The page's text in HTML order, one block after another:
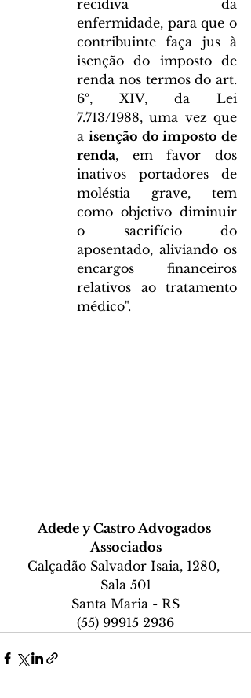
recidiva da
enfermidade, para que o
contribuinte faça jus à
isenção do imposto de
renda nos termos do art.
6º, XIV, da Lei
7.713/1988, uma vez que
a isenção do imposto de
renda, em favor dos
inativos portadores de
moléstia grave, tem
como objetivo diminuir
o sacrifício do
aposentado, aliviando os
encargos financeiros
relativos ao tratamento
médico".
Adede y Castro Advogados
Associados
Calçadão Salvador Isaia, 1280,
Sala 501
Santa Maria - RS
(55) 99915 2936